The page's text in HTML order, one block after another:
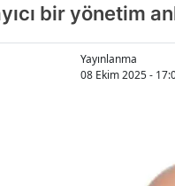
bir yönetim
Yayınlanma
08 Ekim 2025 -